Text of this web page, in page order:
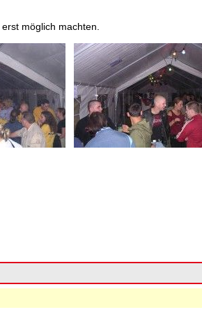
möglich machten.